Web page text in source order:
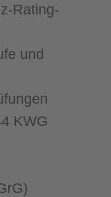
Rating-
und
KWG